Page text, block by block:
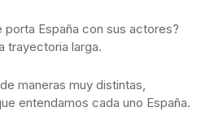
porta España con sus actores?
trayectoria larga.
maneras muy distintas,
entendamos cada uno España.